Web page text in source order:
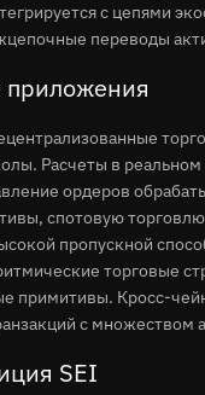
с цепями
переводы
приложения
Расчеты в
ордеров
спотовую
пропускной
торговые
примитивы. Кросс-
с множеством
SEI